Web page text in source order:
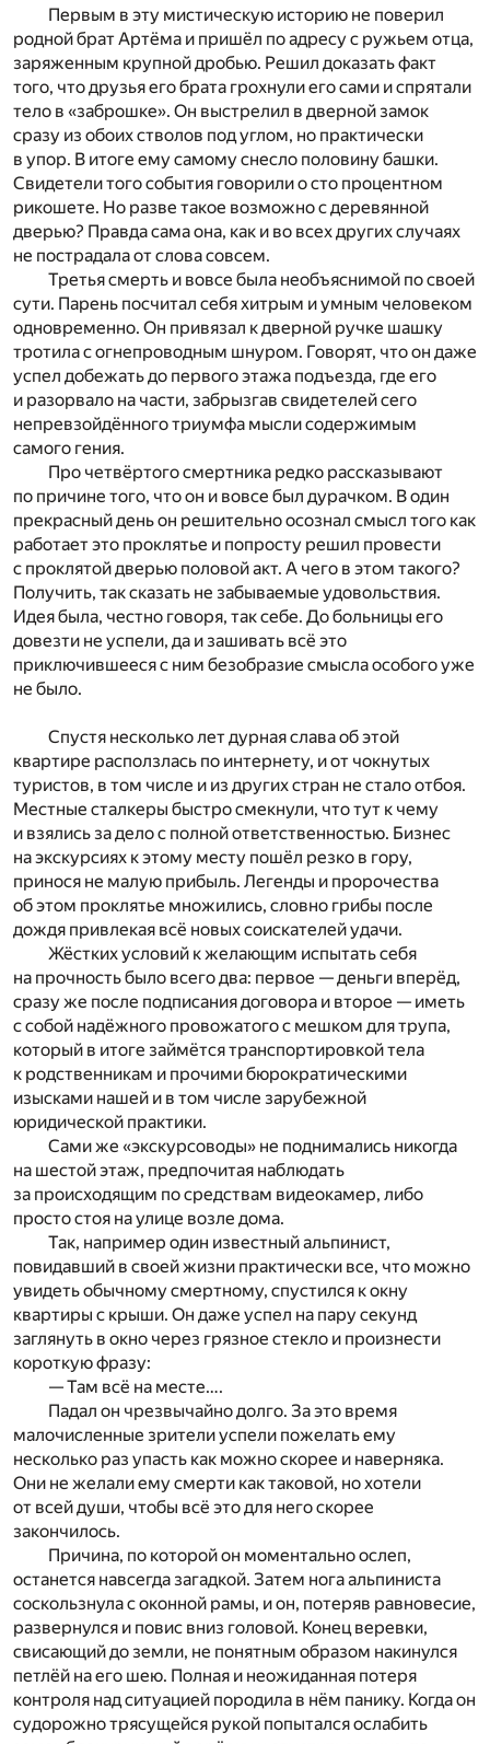
Первым в эту мистическую историю не поверил
родной брат Артёма и пришёл по адресу с ружьем отца,
заряженным крупной дробью. Решил доказать факт
того, что друзья его брата грохнули его сами и спрятали
тело в «заброшке». Он выстрелил в дверной замок
сразу из обоих стволов под углом, но практически
в упор. В итоге ему самому снесло половину башки.
Свидетели того события говорили о сто процентном
рикошете. Но разве такое возможно с деревянной
дверью? Правда сама она, как и во всех других случаях
не пострадала от слова совсем.
Третья смерть и вовсе была необъяснимой по своей
сути. Парень посчитал себя хитрым и умным человеком
одновременно. Он привязал к дверной ручке шашку
тротила с огнепроводным шнуром. Говорят, что он даже
успел добежать до первого этажа подъезда, где его
и разорвало на части, забрызгав свидетелей сего
непревзойдённого триумфа мысли содержимым
самого гения.
Про четвёртого смертника редко рассказывают
по причине того, что он и вовсе был дурачком. В один
прекрасный день он решительно осознал смысл того как
работает это проклятье и попросту решил провести
с проклятой дверью половой акт. А чего в этом такого?
Получить, так сказать не забываемые удовольствия.
Идея была, честно говоря, так себе. До больницы его
довезти не успели, да и зашивать всё это
приключившееся с ним безобразие смысла особого уже
не было.
Спустя несколько лет дурная слава об этой
квартире расползлась по интернету, и от чокнутых
туристов, в том числе и из других стран не стало отбоя.
Местные сталкеры быстро смекнули, что тут к чему
и взялись за дело с полной ответственностью. Бизнес
на экскурсиях к этому месту пошёл резко в гору,
принося не малую прибыль. Легенды и пророчества
об этом проклятье множились, словно грибы после
дождя привлекая всё новых соискателей удачи.
Жёстких условий к желающим испытать себя
на прочность было всего два: первое — деньги вперёд,
сразу же после подписания договора и второе — иметь
с собой надёжного провожатого с мешком для трупа,
который в итоге займётся транспортировкой тела
к родственникам и прочими бюрократическими
изысками нашей и в том числе зарубежной
юридической практики.
Сами же «экскурсоводы» не поднимались никогда
на шестой этаж, предпочитая наблюдать
за происходящим по средствам видеокамер, либо
просто стоя на улице возле дома.
Так, например один известный альпинист,
повидавший в своей жизни практически все, что можно
увидеть обычному смертному, спустился к окну
квартиры с крыши. Он даже успел на пару секунд
заглянуть в окно через грязное стекло и произнести
короткую фразу:
— Там всё на месте….
Падал он чрезвычайно долго. За это время
малочисленные зрители успели пожелать ему
несколько раз упасть как можно скорее и наверняка.
Они не желали ему смерти как таковой, но хотели
от всей души, чтобы всё это для него скорее
закончилось.
Причина, по которой он моментально ослеп,
останется навсегда загадкой. Затем нога альпиниста
соскользнула с оконной рамы, и он, потеряв равновесие,
развернулся и повис вниз головой. Конец веревки,
свисающий до земли, не понятным образом накинулся
петлёй на его шею. Полная и неожиданная потеря
контроля над ситуацией породила в нём панику. Когда он
судорожно трясущейся рукой попытался ослабить